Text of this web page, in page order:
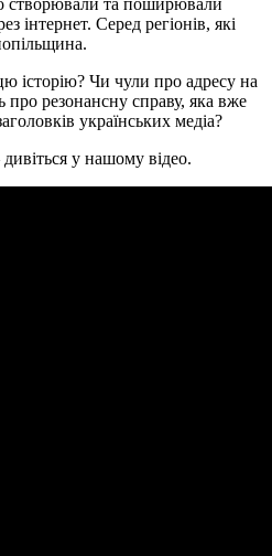
створювали та поширювали
інтернет. Серед регіонів, які
історію? Чи чули про адресу на
резонансну справу, яка вже
українських медіа?
у нашому відео.